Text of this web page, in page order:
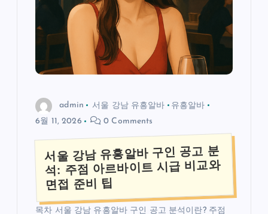
admin 서울 강남 유흥알바
유흥알바
6월 11, 2026
0 Comments
서울 강남 유흥알바 구인 공고 분
석: 주점 아르바이트 시급 비교와
면접 준비 팁
목차 서울 강남 유흥알바 구인 공고 분석이란? 주점